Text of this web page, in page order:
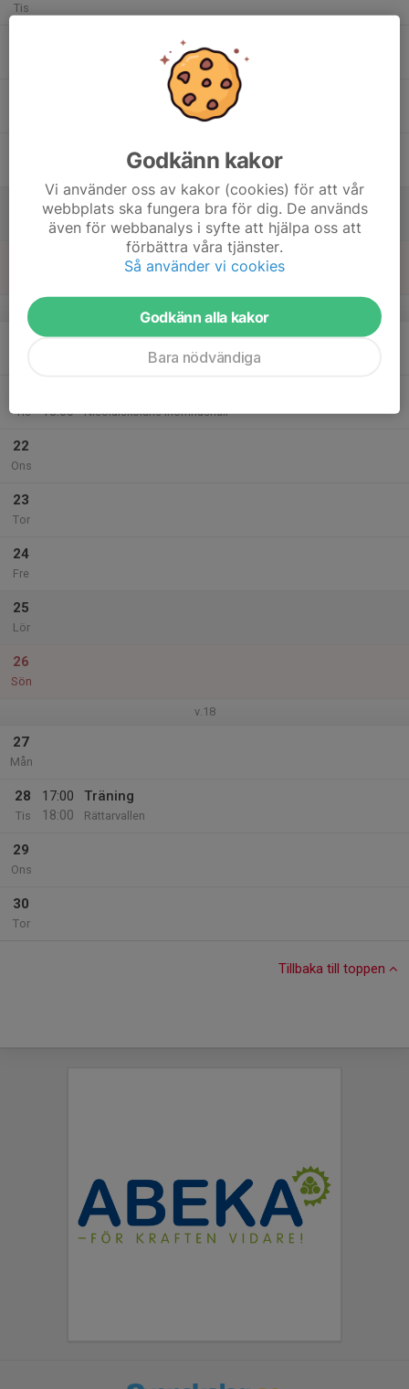
Tis
Tis
18:00
Nicolaiskolans Inomhushall
22
Ons
23
Tor
24
Fre
25
Lör
26
Sön
v.18
27
Mån
28
Tis
17:00
18:00
Träning
Rättarvallen
29
Ons
30
Tor
Tillbaka till toppen
Godkänn kakor
Vi använder oss av kakor (cookies) för att vår
webbplats ska fungera bra för dig. De används
även för webbanalys i syfte att hjälpa oss att
förbättra våra tjänster.
Så använder vi cookies
Godkänn alla kakor
Bara nödvändiga